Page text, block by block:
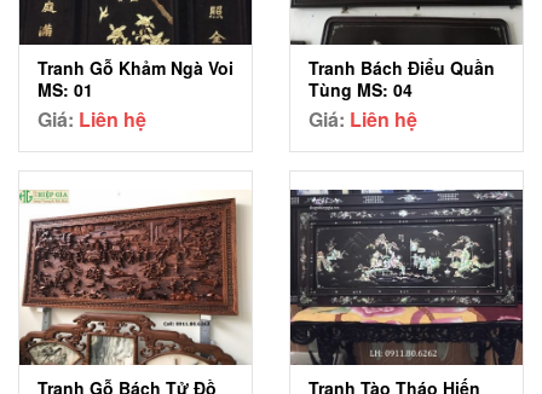
Tranh Gỗ Khảm Ngà Voi
MS: 01
Giá: Liên hệ
Tranh Bách Điểu Quần
Tùng MS: 04
Giá: Liên hệ
Tranh Gỗ Bách Tử Đồ
Tranh Tào Tháo Hiến